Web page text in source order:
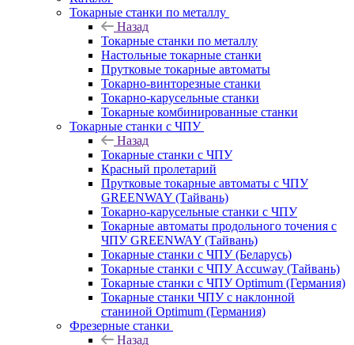
Токарные станки по металлу
Назад
Токарные станки по металлу
Настольные токарные станки
Прутковые токарные автоматы
Токарно-винторезные станки
Токарно-карусельные станки
Токарные комбинированные станки
Токарные станки с ЧПУ
Назад
Токарные станки с ЧПУ
Красный пролетарий
Прутковые токарные автоматы с ЧПУ
GREENWAY (Тайвань)
Токарно-карусельные станки с ЧПУ
Токарные автоматы продольного точения с
ЧПУ GREENWAY (Тайвань)
Токарные станки с ЧПУ (Беларусь)
Токарные станки с ЧПУ Accuway (Тайвань)
Токарные станки с ЧПУ Optimum (Германия)
Токарные станки ЧПУ с наклонной
станиной Optimum (Германия)
Фрезерные станки
Назад